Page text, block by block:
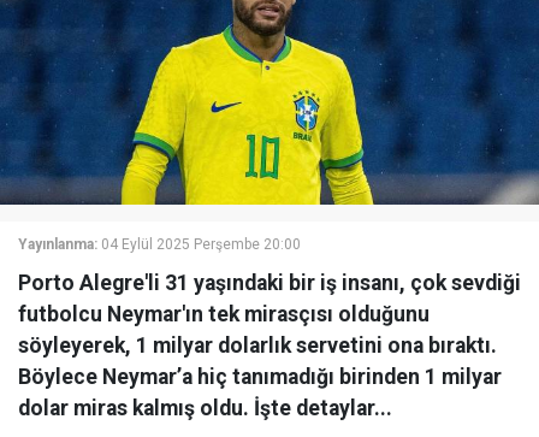
Yayınlanma: 04 Eylül 2025 Perşembe 20:00
Porto Alegre'li 31 yaşındaki bir iş insanı, çok sevdiği
futbolcu Neymar'ın tek mirasçısı olduğunu
söyleyerek, 1 milyar dolarlık servetini ona bıraktı.
Böylece Neymar’a hiç tanımadığı birinden 1 milyar
dolar miras kalmış oldu. İşte detaylar...